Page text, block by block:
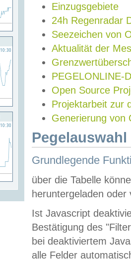
Einzugsgebiete
24h Regenradar
Seezeichen von
Aktualität der
PEGELONLINE-
Open Source
Projektarbeit zur
Generierung von
Grundlegende
über die Tabelle
heruntergeladen oder
Ist Javascript
Bestätigung des
bei deaktiviertem
alle Felder